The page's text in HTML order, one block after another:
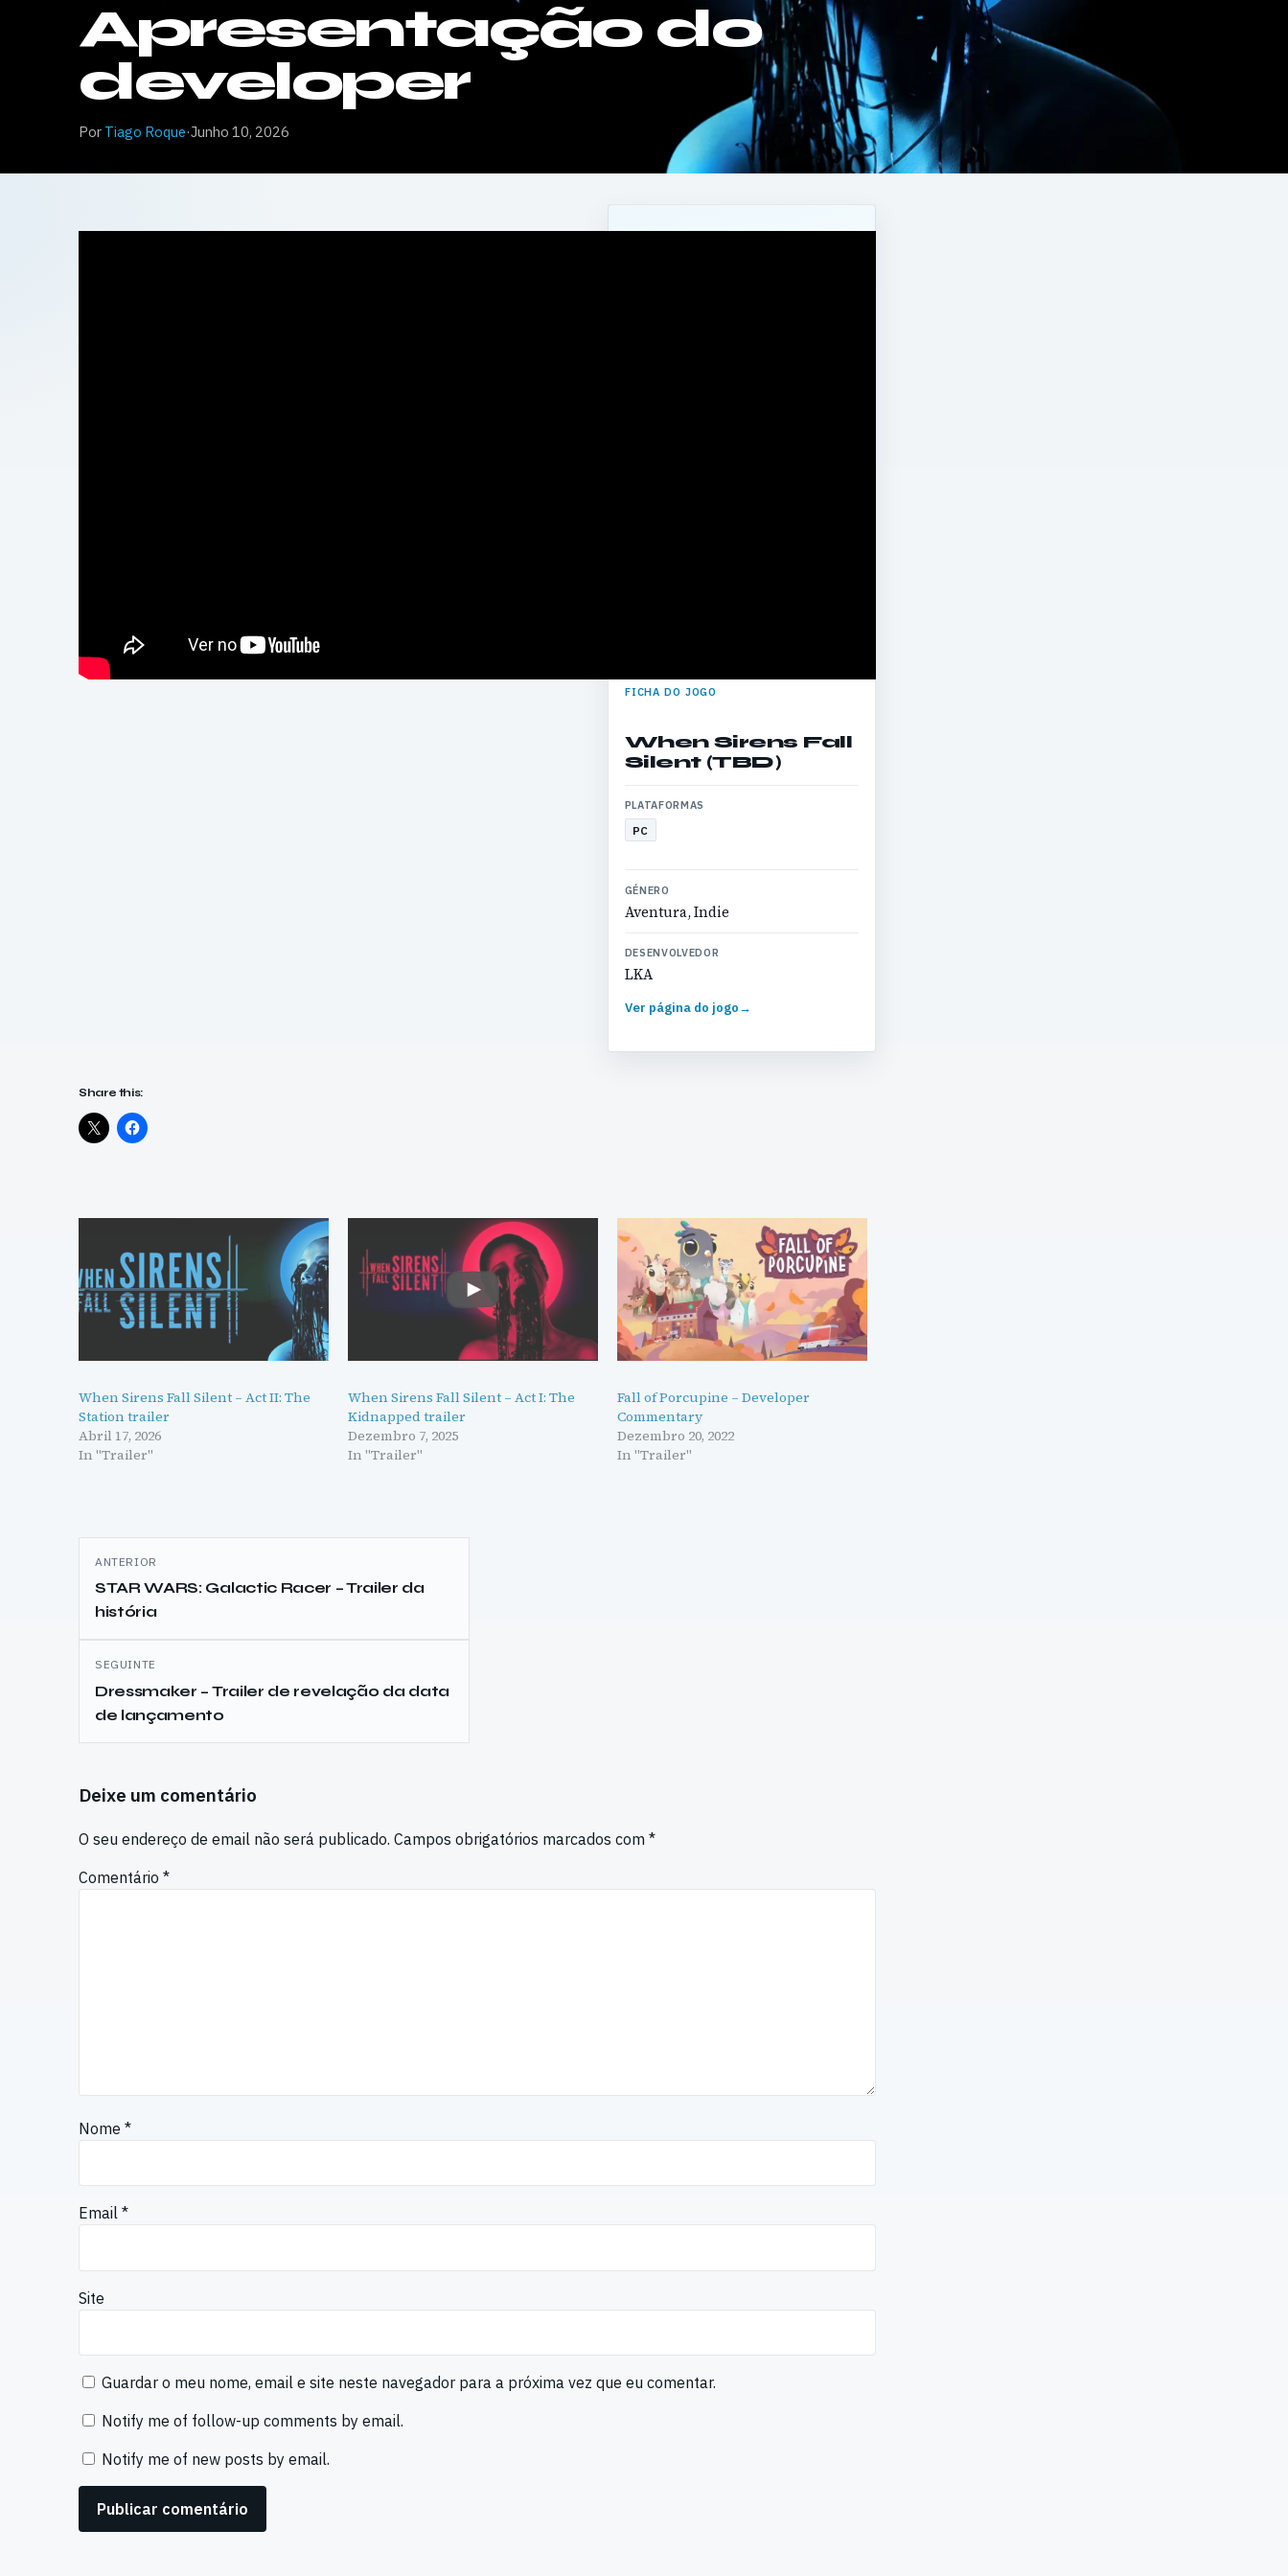
Apresentação do
developer
Por Tiago Roque·Junho 10, 2026
FICHA DO JOGO
When Sirens Fall
Silent (TBD)
PLATAFORMAS
PC
GÉNERO
Aventura, Indie
DESENVOLVEDOR
LKA
Ver página do jogo→
Share this:
When Sirens Fall Silent – Act II: The
Station trailer
Abril 17, 2026
In "Trailer"
When Sirens Fall Silent – Act I: The
Kidnapped trailer
Dezembro 7, 2025
In "Trailer"
Fall of Porcupine – Developer
Commentary
Dezembro 20, 2022
In "Trailer"
Navegação
de
artigos
ANTERIOR
STAR WARS: Galactic Racer – Trailer da
história
SEGUINTE
Dressmaker – Trailer de revelação da data
de lançamento
Deixe um comentário
O seu endereço de email não será publicado. Campos obrigatórios marcados com *
Comentário *
Nome *
Email *
Site
Guardar o meu nome, email e site neste navegador para a próxima vez que eu comentar.
Notify me of follow-up comments by email.
Notify me of new posts by email.